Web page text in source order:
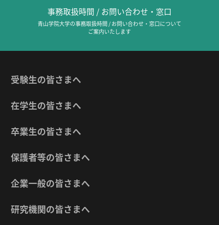
事務取扱時間 / お問い合わせ・窓口
青山学院大学の事務取扱時間 / お問い合わせ・窓口について
ご案内いたします
受験生の皆さまへ
在学生の皆さまへ
卒業生の皆さまへ
保護者等の皆さまへ
企業一般の皆さまへ
研究機関の皆さまへ